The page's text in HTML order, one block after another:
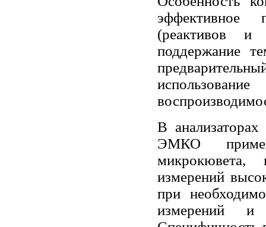
эффективное
(реактивов и
поддержание
В анализаторах
ЭМКО
микрокювета,
измерений
при
измерений